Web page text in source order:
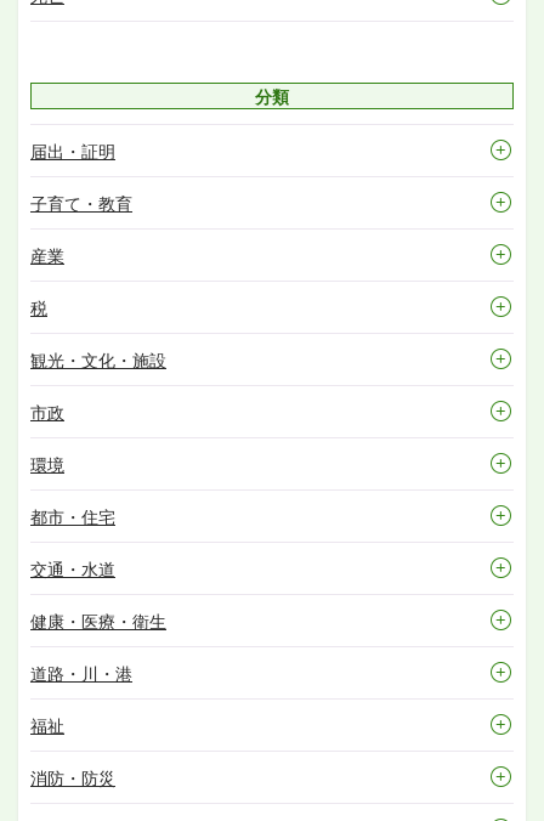
分類
届出・証明
子育て・教育
産業
税
観光・文化・施設
市政
環境
都市・住宅
交通・水道
健康・医療・衛生
道路・川・港
福祉
消防・防災